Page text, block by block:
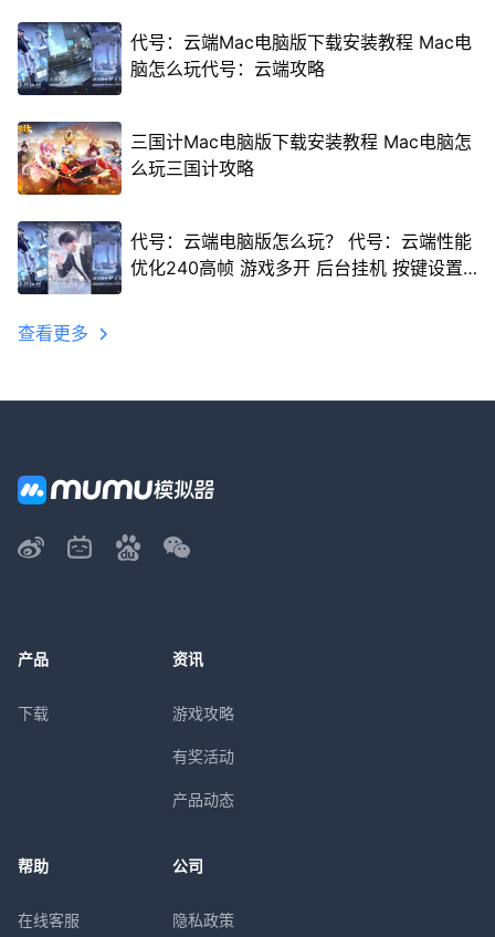
代号：云端Mac电脑版下载安装教程 Mac电
脑怎么玩代号：云端攻略
三国计Mac电脑版下载安装教程 Mac电脑怎
么玩三国计攻略
代号：云端电脑版怎么玩？ 代号：云端性能
优化240高帧 游戏多开 后台挂机 按键设置
查看更多
产品
下载
资讯
游戏攻略
有奖活动
产品动态
帮助
在线客服
公司
隐私政策